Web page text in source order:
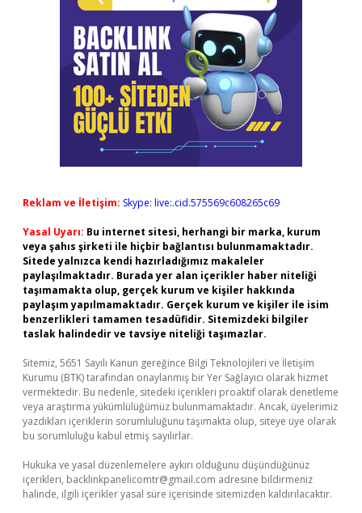
Reklam ve İletişim: Skype: live:.cid.575569c608265c69
Yasal Uyarı: Bu internet sitesi, herhangi bir marka, kurum
veya şahıs şirketi ile hiçbir bağlantısı bulunmamaktadır.
Sitede yalnızca kendi hazırladığımız makaleler
paylaşılmaktadır. Burada yer alan içerikler haber niteliği
taşımamakta olup, gerçek kurum ve kişiler hakkında
paylaşım yapılmamaktadır. Gerçek kurum ve kişiler ile isim
benzerlikleri tamamen tesadüfidir. Sitemizdeki bilgiler
taslak halindedir ve tavsiye niteliği taşımazlar.
Sitemiz, 5651 Sayılı Kanun gereğince Bilgi Teknolojileri ve İletişim
Kurumu (BTK) tarafından onaylanmış bir Yer Sağlayıcı olarak hizmet
vermektedir. Bu nedenle, sitedeki içerikleri proaktif olarak denetleme
veya araştırma yükümlülüğümüz bulunmamaktadır. Ancak, üyelerimiz
yazdıkları içeriklerin sorumluluğunu taşımakta olup, siteye üye olarak
bu sorumluluğu kabul etmiş sayılırlar.
Hukuka ve yasal düzenlemelere aykırı olduğunu düşündüğünüz
içerikleri, backlinkpanelicomtr@gmail.com adresine bildirmeniz
halinde, ilgili içerikler yasal süre içerisinde sitemizden kaldırılacaktır.